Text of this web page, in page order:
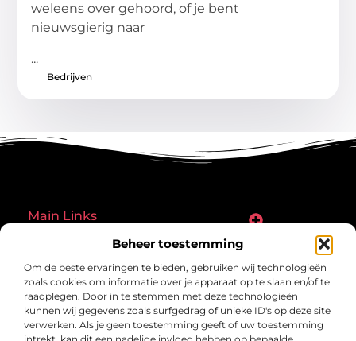
Beheer toestemming
Om de beste ervaringen te bieden, gebruiken wij technologieën
zoals cookies om informatie over je apparaat op te slaan en/of te
raadplegen. Door in te stemmen met deze technologieën
kunnen wij gegevens zoals surfgedrag of unieke ID's op deze site
verwerken. Als je geen toestemming geeft of uw toestemming
weleens over gehoord, of je bent
nieuwsgierig naar
...
Bedrijven
Main Links